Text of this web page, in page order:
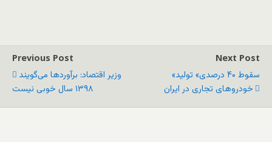
Previous Post
وزیر اقتصاد: برآوردها می‌گویند
۱۳۹۸ سال خوبی نیست
Next Post
«سقوط ۴۰ درصدی» تولید
خودروهای تجاری در ایران